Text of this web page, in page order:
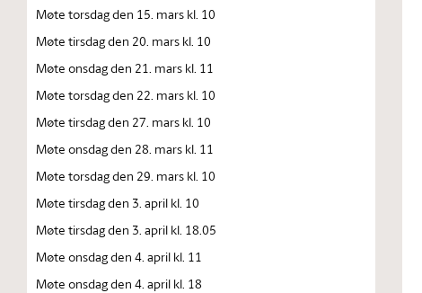
Møte torsdag den 15. mars kl. 10
Møte tirsdag den 20. mars kl. 10
Møte onsdag den 21. mars kl. 11
Møte torsdag den 22. mars kl. 10
Møte tirsdag den 27. mars kl. 10
Møte onsdag den 28. mars kl. 11
Møte torsdag den 29. mars kl. 10
Møte tirsdag den 3. april kl. 10
Møte tirsdag den 3. april kl. 18.05
Møte onsdag den 4. april kl. 11
Møte onsdag den 4. april kl. 18